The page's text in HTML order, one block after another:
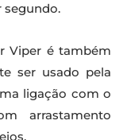
segundo.
Viper é também
ser usado pela
ligação com o
arrastamento